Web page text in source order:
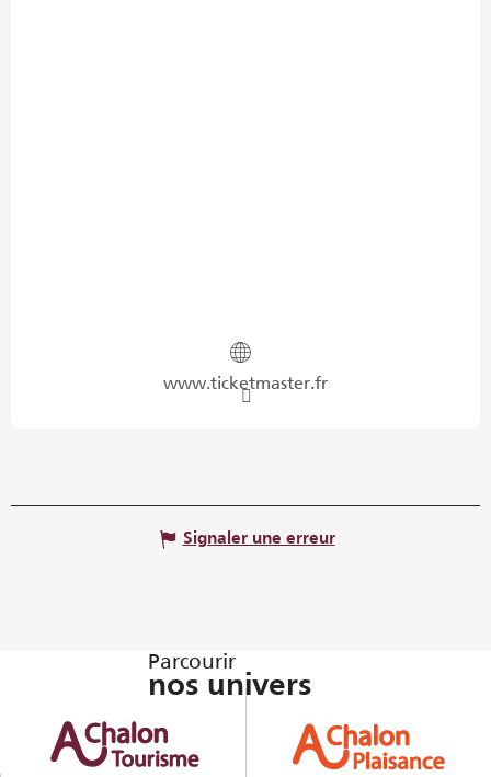
www.ticketmaster.fr
Signaler une erreur
Parcourir
nos univers